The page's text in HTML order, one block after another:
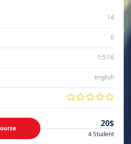
14
0
1:5:16
english
20$
4 Student